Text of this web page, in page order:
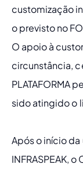
customização
o previsto no
O apoio à
circunstância,
PLATAFORMA
sido atingido o
Após o início da
INFRASPEAK,